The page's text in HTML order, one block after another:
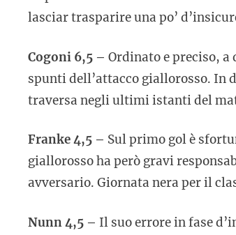
lasciar trasparire una po’
Cogoni 6,5 – Ordinato e preciso,
spunti dell’attacco giallorosso. In
traversa negli ultimi istanti del
Franke 4,5 – Sul primo gol è
giallorosso ha però gravi
avversario. Giornata nera per il
Nunn 4,5 – Il suo errore in fase